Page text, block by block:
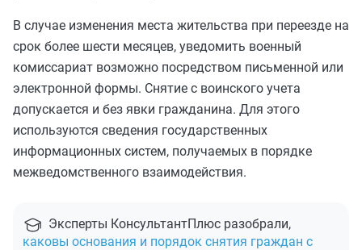
В случае изменения места жительства при переезде на
срок более шести месяцев, уведомить военный
комиссариат возможно посредством письменной или
электронной формы. Снятие с воинского учета
допускается и без явки гражданина. Для этого
используются сведения государственных
информационных систем, получаемых в порядке
межведомственного взаимодействия.
Эксперты КонсультантПлюс разобрали,
каковы основания и порядок снятия граждан с